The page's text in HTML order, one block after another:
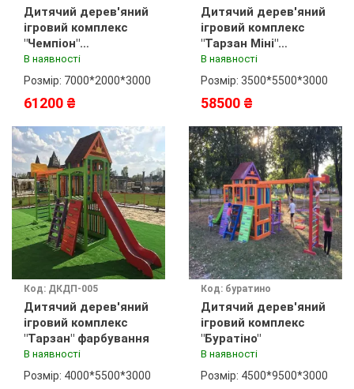
Дитячий дерев'яний
ігровий комплекс
"Чемпіон"
фарбування
В наявності
Розмір: 7000*2000*3000
61200 ₴
Дитячий дерев'яний
ігровий комплекс
"Тарзан Міні"
фарбування
В наявності
Розмір: 3500*5500*3000
58500 ₴
Код: ДКДП-005
Дитячий дерев'яний
ігровий комплекс
"Тарзан" фарбування
В наявності
Розмір: 4000*5500*3000
Код: буратино
Дитячий дерев'яний
ігровий комплекс
"Буратіно"
В наявності
Розмір: 4500*9500*3000